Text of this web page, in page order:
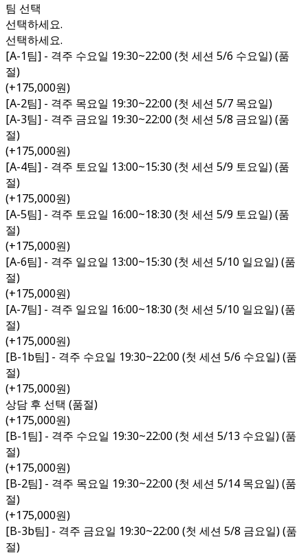
팀 선택
선택하세요.
선택하세요.
[A-1팀] - 격주 수요일 19:30~22:00 (첫 세션 5/6 수요일) (품
절)
(+175,000원)
[A-2팀] - 격주 목요일 19:30~22:00 (첫 세션 5/7 목요일)
[A-3팀] - 격주 금요일 19:30~22:00 (첫 세션 5/8 금요일) (품
절)
(+175,000원)
[A-4팀] - 격주 토요일 13:00~15:30 (첫 세션 5/9 토요일) (품
절)
(+175,000원)
[A-5팀] - 격주 토요일 16:00~18:30 (첫 세션 5/9 토요일) (품
절)
(+175,000원)
[A-6팀] - 격주 일요일 13:00~15:30 (첫 세션 5/10 일요일) (품
절)
(+175,000원)
[A-7팀] - 격주 일요일 16:00~18:30 (첫 세션 5/10 일요일) (품
절)
(+175,000원)
[B-1b팀] - 격주 수요일 19:30~22:00 (첫 세션 5/6 수요일) (품
절)
(+175,000원)
상담 후 선택 (품절)
(+175,000원)
[B-1팀] - 격주 수요일 19:30~22:00 (첫 세션 5/13 수요일) (품
절)
(+175,000원)
[B-2팀] - 격주 목요일 19:30~22:00 (첫 세션 5/14 목요일) (품
절)
(+175,000원)
[B-3b팀] - 격주 금요일 19:30~22:00 (첫 세션 5/8 금요일) (품
절)